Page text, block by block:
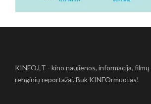
KINFO.LT - kino naujienos, informacija, filmų
renginių reportažai. Būk KINFOrmuotas!